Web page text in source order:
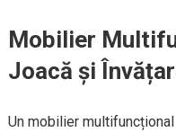
Mobilier
Joacă și
Un mobilier